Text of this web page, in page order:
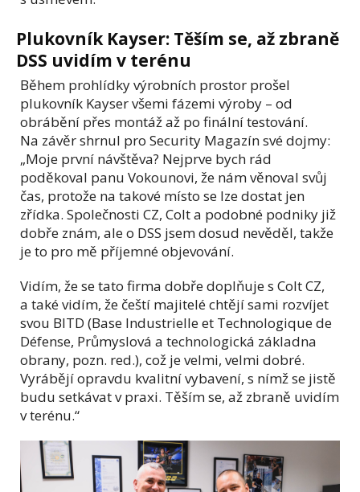
Plukovník Kayser: Těším se, až zbraně
DSS uvidím v terénu
Během prohlídky výrobních prostor prošel
plukovník Kayser všemi fázemi výroby – od
obrábění přes montáž až po finální testování.
Na závěr shrnul pro Security Magazín své dojmy:
„Moje první návštěva? Nejprve bych rád
poděkoval panu Vokounovi, že nám věnoval svůj
čas, protože na takové místo se lze dostat jen
zřídka. Společnosti CZ, Colt a podobné podniky již
dobře znám, ale o DSS jsem dosud nevěděl, takže
je to pro mě příjemné objevování.
Vidím, že se tato firma dobře doplňuje s Colt CZ,
a také vidím, že čeští majitelé chtějí sami rozvíjet
svou BITD (Base Industrielle et Technologique de
Défense, Průmyslová a technologická základna
obrany, pozn. red.), což je velmi, velmi dobré.
Vyrábějí opravdu kvalitní vybavení, s nímž se jistě
budu setkávat v praxi. Těším se, až zbraně uvidím
v terénu.“